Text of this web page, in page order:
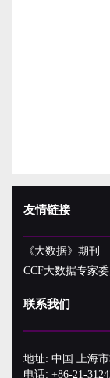
友情链接
《大数据》期刊
CCF大数据专家
联系我们
地址: 中国 上海
电话: +86-21-